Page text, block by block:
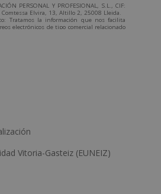
PERSONAL Y PROFESIONAL, S.L., CIF:
Elvira, 13, Altillo 2, 25008 Lleida.
Tratamos la información que nos facilita
electrónicos de tipo comercial relacionado
y otros tipo de productos que fueran de su
sus derechos identificándose
a la dirección admin@grupoesneca.com.
nuestra Política de Privacidad.
Vitoria-Gasteiz (EUNEIZ)